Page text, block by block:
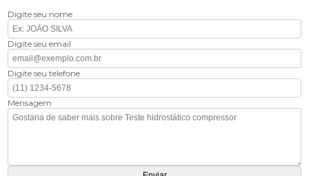
Digite seu nome
Digite seu email
Digite seu telefone
Mensagem